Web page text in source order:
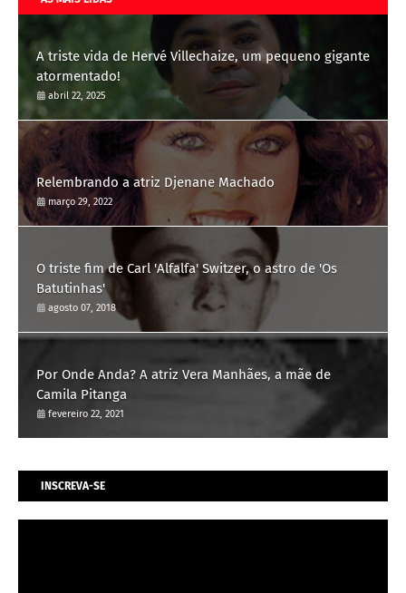
A triste vida de Hervé Villechaize, um pequeno gigante
atormentado!
abril 22, 2025
Relembrando a atriz Djenane Machado
março 29, 2022
O triste fim de Carl 'Alfalfa' Switzer, o astro de 'Os
Batutinhas'
agosto 07, 2018
Por Onde Anda? A atriz Vera Manhães, a mãe de
Camila Pitanga
fevereiro 22, 2021
INSCREVA-SE